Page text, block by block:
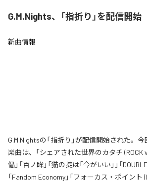
G.M.Nights、「指折り」を配信開始
新曲情報
G.M.Nightsの「指折り」が配信開始された。
楽曲は、「シェアされた世界のカタチ (ROCK
儡」「百ノ眸」「猫の掟は「今がいい」」「
「Fandom Economy」「フォーカス・ポイント